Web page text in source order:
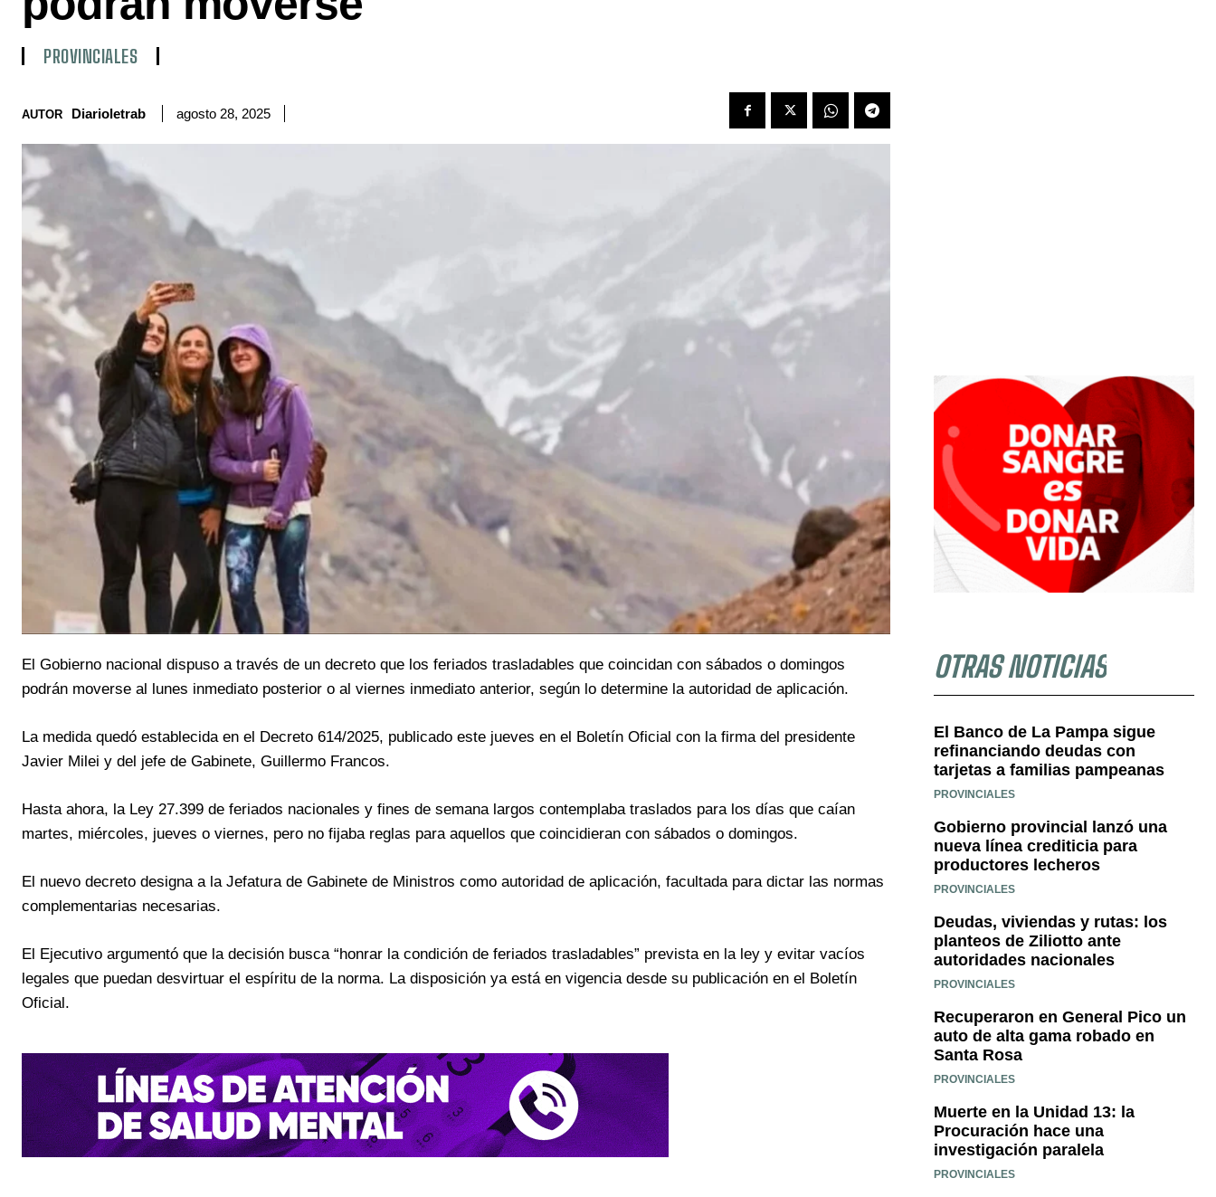
PROVINCIALES
AUTOR Diarioletrab agosto 28, 2025
El Gobierno nacional dispuso a través de un decreto que los feriados trasladables que coincidan con sábados o domingos
podrán moverse al lunes inmediato posterior o al viernes inmediato anterior, según lo determine la autoridad de aplicación.
La medida quedó establecida en el Decreto 614/2025, publicado este jueves en el Boletín Oficial con la firma del presidente
Javier Milei y del jefe de Gabinete, Guillermo Francos.
Hasta ahora, la Ley 27.399 de feriados nacionales y fines de semana largos contemplaba traslados para los días que caían
martes, miércoles, jueves o viernes, pero no fijaba reglas para aquellos que coincidieran con sábados o domingos.
El nuevo decreto designa a la Jefatura de Gabinete de Ministros como autoridad de aplicación, facultada para dictar las normas
complementarias necesarias.
El Ejecutivo argumentó que la decisión busca “honrar la condición de feriados trasladables” prevista en la ley y evitar vacíos
legales que puedan desvirtuar el espíritu de la norma. La disposición ya está en vigencia desde su publicación en el Boletín
Oficial.
OTRAS NOTICIAS
El Banco de La Pampa sigue
refinanciando deudas con
tarjetas a familias pampeanas
PROVINCIALES
Gobierno provincial lanzó una
nueva línea crediticia para
productores lecheros
PROVINCIALES
Deudas, viviendas y rutas: los
planteos de Ziliotto ante
autoridades nacionales
PROVINCIALES
Recuperaron en General Pico un
auto de alta gama robado en
Santa Rosa
PROVINCIALES
Muerte en la Unidad 13: la
Procuración hace una
investigación paralela
PROVINCIALES